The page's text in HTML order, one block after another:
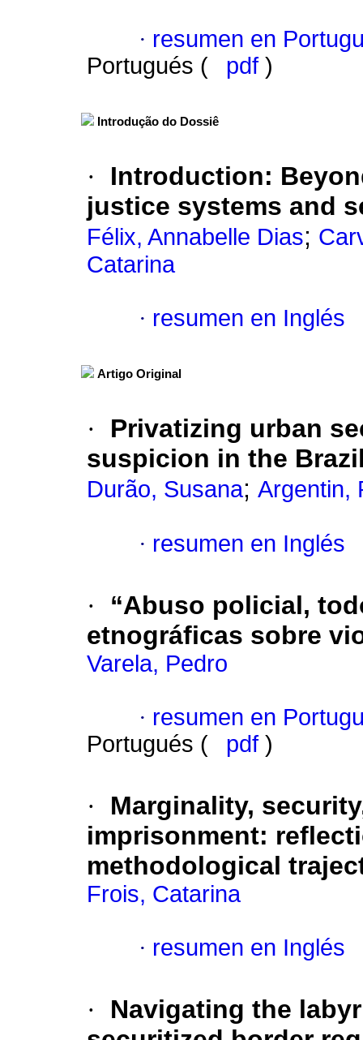
· resumen en
Portugués (
pdf )
Introdução do Dossiê
·
Introduction:
justice systems and
Félix, Annabelle Dias;
Catarina
· resumen en Inglés
Artigo Original
·
Privatizing urban
suspicion in the
Durão, Susana; Argentin,
· resumen en Inglés
·
“Abuso policial,
etnográficas sobre
Varela, Pedro
· resumen en
Portugués (
pdf )
·
Marginality,
imprisonment:
methodological
Frois, Catarina
· resumen en Inglés
·
Navigating the